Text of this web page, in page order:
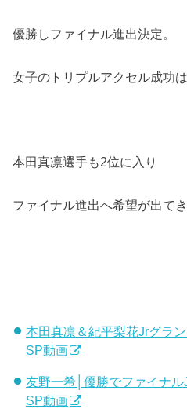
優勝しファイナル進出決定。
女子のトリプルアクセル成功は
本田真凛選手も2位に入り
ファイナル進出へ希望が出てき
本田真凛＆紀平梨花Jrグラ
SP動画
友野一希│優勝でファイナ
SP動画